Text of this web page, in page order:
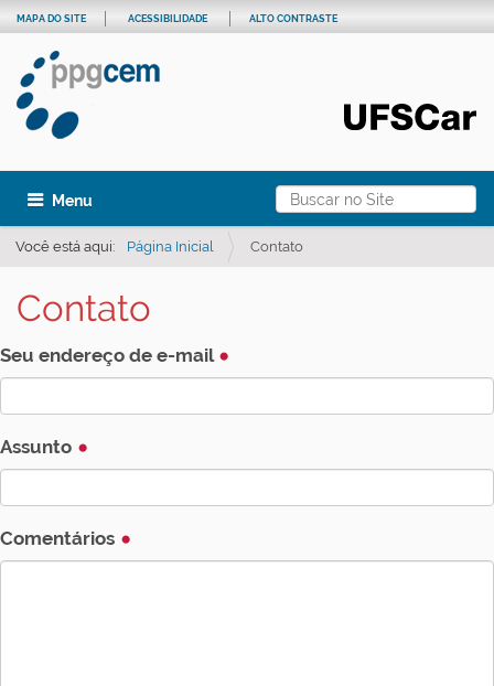
Busca
Busca Avançada…
MAPA DO SITE ACESSIBILIDADE ALTO CONTRASTE
Toggle navigation
Você está aqui: Página Inicial Contato
Contato
Seu endereço de e-mail
Assunto
Comentários